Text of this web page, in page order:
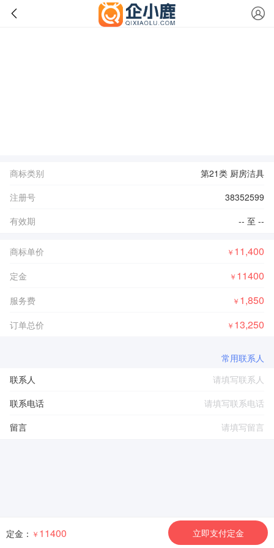
商标类别
第21类 厨房洁具
注册号
38352599
有效期
-- 至 --
商标单价 ￥ 11,400
定金 ￥ 11400
服务费 ￥ 1,850
订单总价 ￥ 13,250
常用联系人
联系人
联系电话
留言
定金： ￥ 11400 立即支付定金